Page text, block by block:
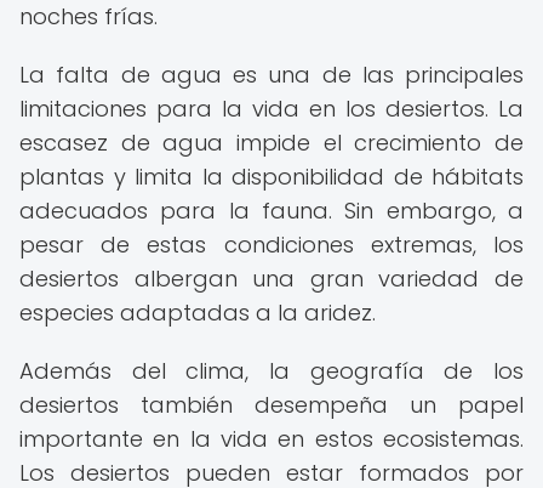
noches frías.
La falta de agua es una de las principales
limitaciones para la vida en los desiertos. La
escasez de agua impide el crecimiento de
plantas y limita la disponibilidad de hábitats
adecuados para la fauna. Sin embargo, a
pesar de estas condiciones extremas, los
desiertos albergan una gran variedad de
especies adaptadas a la aridez.
Además del clima, la geografía de los
desiertos también desempeña un papel
importante en la vida en estos ecosistemas.
Los desiertos pueden estar formados por